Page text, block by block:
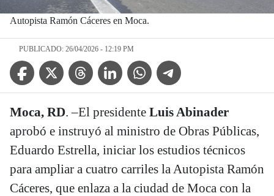
Autopista Ramón Cáceres en Moca.
PUBLICADO: 26/04/2026 - 12:19 PM
Facebook IconTwitter IconThreads IconLinkedin IconWhatsApp IconTelegram Icon
Moca, RD. –El presidente Luis Abinader
aprobó e instruyó al ministro de Obras Públicas,
Eduardo Estrella, iniciar los estudios técnicos
para ampliar a cuatro carriles la Autopista Ramón
Cáceres, que enlaza a la ciudad de Moca con la